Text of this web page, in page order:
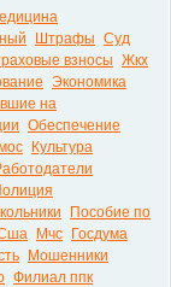
Штрафы Суд
взносы Жкх
Экономика
на
Обеспечение
Культура
Пособие по
Мчс
Госдума
Мошенники
Филиал ппк